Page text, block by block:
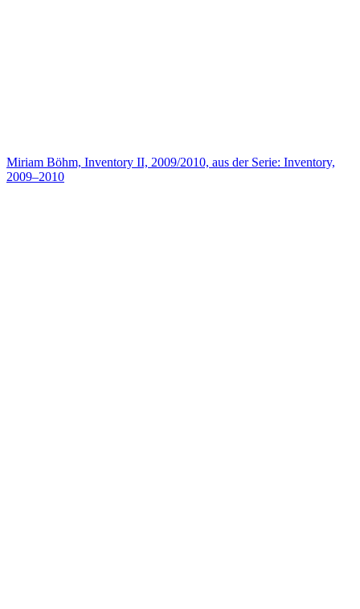
Miriam Böhm, Inventory II, 2009/2010, aus der Serie: Inventory,
2009–2010